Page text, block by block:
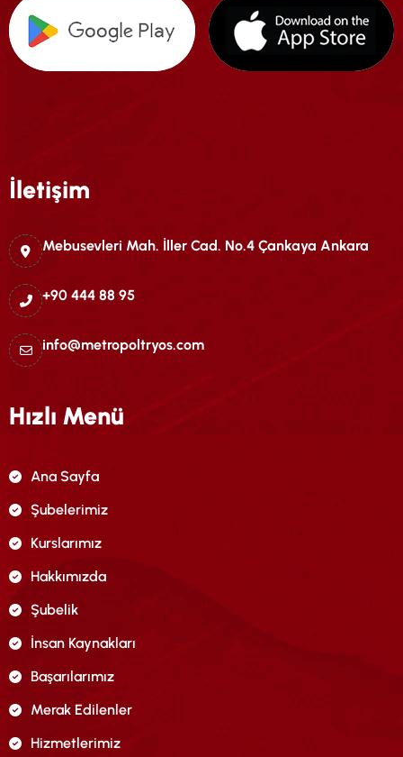
İletişim
Mebusevleri Mah. İller Cad. No.4 Çankaya Ankara
+90 444 88 95
info@metropoltryos.com
Hızlı Menü
Ana Sayfa
Şubelerimiz
Kurslarımız
Hakkımızda
Şubelik
İnsan Kaynakları
Başarılarımız
Merak Edilenler
Hizmetlerimiz